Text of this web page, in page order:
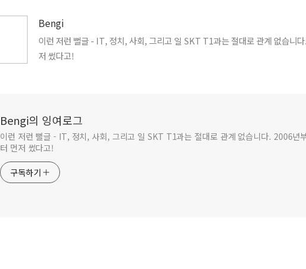
Bengi
이런 저런 뻘글 - IT, 정치, 사회, 그리고 일 SKT T1과는 절대로 관계 없습니다. 2006년부터 먼
저 썼다고!
Bengi의 잉여로그
이런 저런 뻘글 - IT, 정치, 사회, 그리고 일 SKT T1과는 절대로 관계 없습니다. 2006년
터 먼저 썼다고!
구독하기